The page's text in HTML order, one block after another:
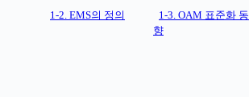
1-2. EMS의 정의
1-3. OAM 표준화 동
향